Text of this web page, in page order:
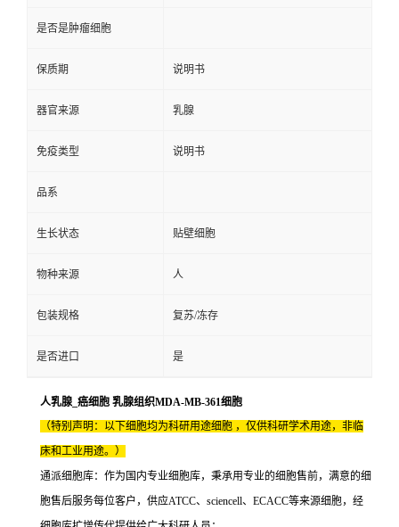
是否是肿瘤细胞
保质期 说明书
器官来源 乳腺
免疫类型 说明书
品系
生长状态 贴壁细胞
物种来源 人
包装规格 复苏/冻存
是否进口 是
人乳腺_癌细胞 乳腺组织MDA-MB-361细胞
（特别声明：以下细胞均为科研用途细胞 ，仅供科研学术用途，非临
床和工业用途。）
通派细胞库：作为国内专业细胞库，秉承用专业的细胞售前，满意的细
胞售后服务每位客户，供应ATCC、sciencell、ECACC等来源细胞，经